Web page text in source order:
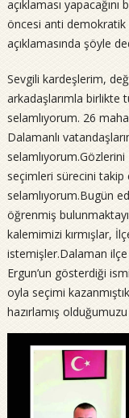
açıklaması
öncesi anti demokratik
açıklamasında şöyle
Sevgili kardeşlerim,
arkadaşlarımla birlikte
selamlıyorum. 26
Dalamanlı
seçimleri sürecini
selamlıyorum.Bugün
öğrenmiş
kalemimizi kırmışlar,
istemişler.Dalaman
Ergun’un gösterdiği
oyla seçimi
hazırlamış